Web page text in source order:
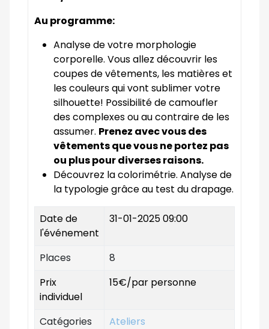
Au programme:
Analyse de votre morphologie
corporelle. Vous allez découvrir les
coupes de vêtements, les matières et
les couleurs qui vont sublimer votre
silhouette! Possibilité de camoufler
des complexes ou au contraire de les
assumer. Prenez avec vous des
vêtements que vous ne portez pas
ou plus pour diverses raisons.
Découvrez la colorimétrie. Analyse de
la typologie grâce au test du drapage.
Date de
l'événement
31-01-2025 09:00
Places
8
Prix
individuel
15€/par personne
Catégories Ateliers